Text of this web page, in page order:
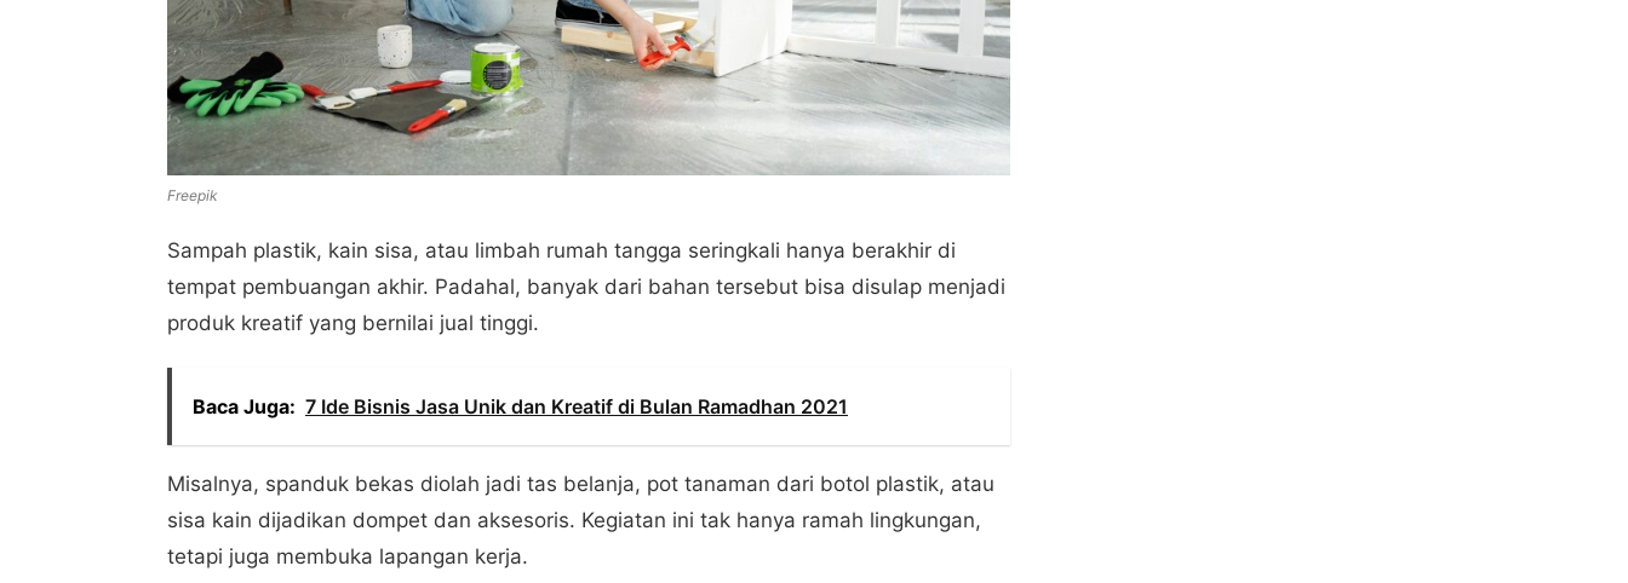
Freepik
Sampah plastik, kain sisa, atau limbah rumah tangga seringkali hanya berakhir di
tempat pembuangan akhir. Padahal, banyak dari bahan tersebut bisa disulap menjadi
produk kreatif yang bernilai jual tinggi.
Baca Juga: 7 Ide Bisnis Jasa Unik dan Kreatif di Bulan Ramadhan 2021
Misalnya, spanduk bekas diolah jadi tas belanja, pot tanaman dari botol plastik, atau
sisa kain dijadikan dompet dan aksesoris. Kegiatan ini tak hanya ramah lingkungan,
tetapi juga membuka lapangan kerja.